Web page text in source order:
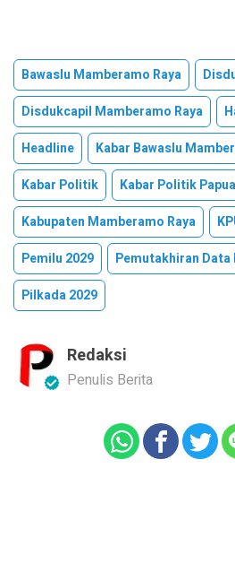
Bawaslu Mamberamo Raya
Disdukcapil Mamberamo Raya
Headline
Kabar Bawaslu
Kabar Politik
Kabar Politik Papua
Kabupaten Mamberamo Raya
Pemilu 2029
Pemutakhiran
Pilkada 2029
Redaksi
Penulis Berita